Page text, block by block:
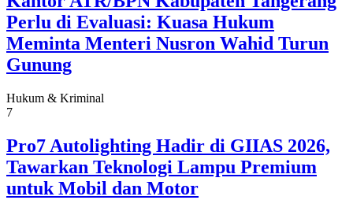
Perlu di Evaluasi: Kuasa Hukum
Meminta Menteri Nusron Wahid Turun
Gunung
Hukum & Kriminal
7
Pro7 Autolighting Hadir di GIIAS 2026,
Tawarkan Teknologi Lampu Premium
untuk Mobil dan Motor